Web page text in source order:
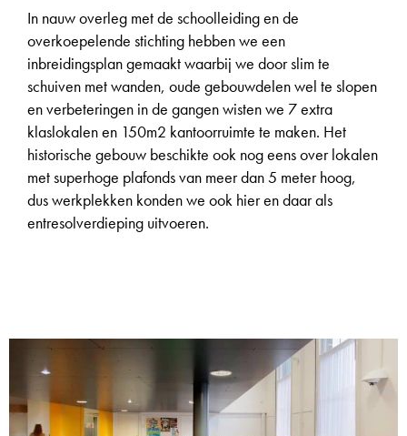
In nauw overleg met de schoolleiding en de
overkoepelende stichting hebben we een
inbreidingsplan gemaakt waarbij we door slim te
schuiven met wanden, oude gebouwdelen wel te slopen
en verbeteringen in de gangen wisten we 7 extra
klaslokalen en 150m2 kantoorruimte te maken. Het
historische gebouw beschikte ook nog eens over lokalen
met superhoge plafonds van meer dan 5 meter hoog,
dus werkplekken konden we ook hier en daar als
entresolverdieping uitvoeren.